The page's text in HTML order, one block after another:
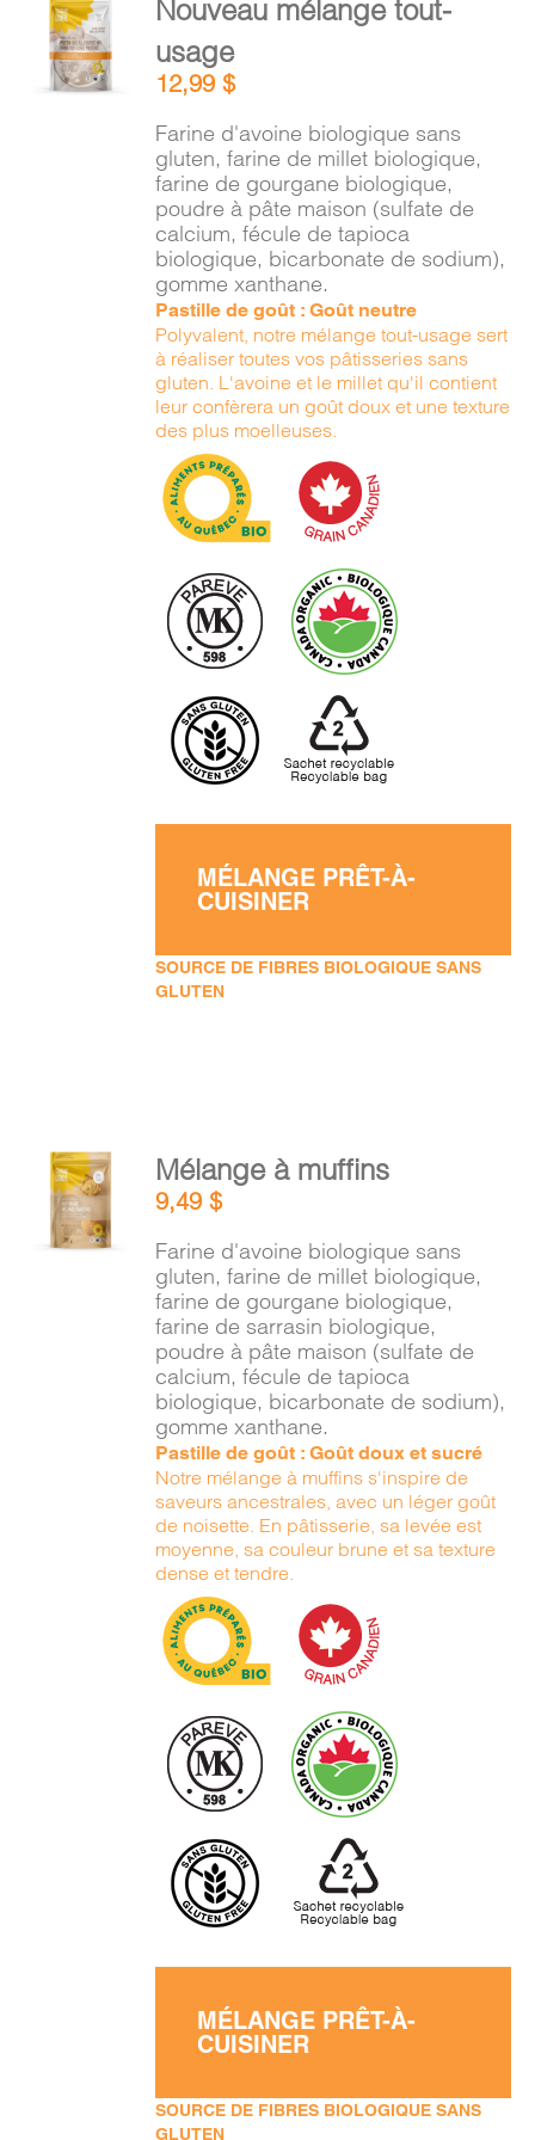
PANIER
AU
PANIER
/
DÉTAILS
Nouveau mélange tout-
usage
12,99$
Farine d'avoine biologique sans
gluten, farine de millet biologique,
farine de gourgane biologique,
poudre à pâte maison (sulfate de
calcium, fécule de tapioca
biologique, bicarbonate de sodium),
gomme xanthane.
Pastille de goût : Goût neutre
Polyvalent, notre mélange tout-usage sert
à réaliser toutes vos pâtisseries sans
gluten. L'avoine et le millet qu'il contient
leur confèrera un goût doux et une texture
des plus moelleuses.
MÉLANGE PRÊT-À-
CUISINER
SOURCE DE FIBRES BIOLOGIQUE SANS
GLUTEN
AJOUTER
AU
PANIER
Mélange à muffins
9,49$
Farine d'avoine biologique sans
gluten, farine de millet biologique,
farine de gourgane biologique,
farine de sarrasin biologique,
poudre à pâte maison (sulfate de
calcium, fécule de tapioca
biologique, bicarbonate de sodium),
gomme xanthane.
Pastille de goût : Goût doux et sucré
Notre mélange à muffins s'inspire de
saveurs ancestrales, avec un léger goût
de noisette. En pâtisserie, sa levée est
moyenne, sa couleur brune et sa texture
dense et tendre.
MÉLANGE PRÊT-À-
CUISINER
SOURCE DE FIBRES BIOLOGIQUE SANS
GLUTEN